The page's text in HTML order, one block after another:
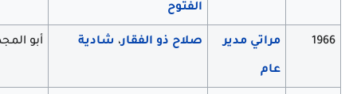
الفتوح
1966 مراتي مدير
عام
صلاح ذو الفقار،شادية أبو المجد